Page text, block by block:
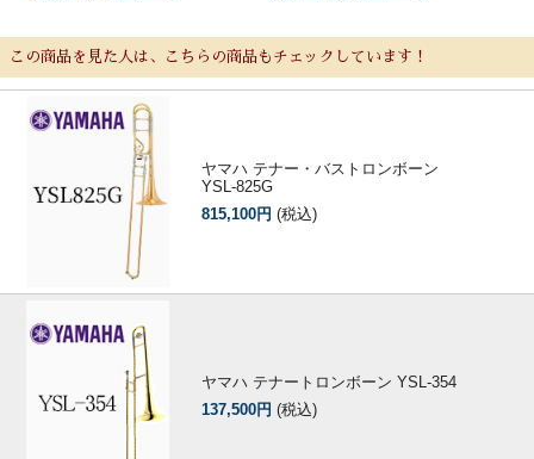
この商品を見た人は、こちらの商品もチェックしています！
ヤマハ テナー・バストロンボーン
YSL-825G
815,100円 (税込)
ヤマハ テナートロンボーン YSL-354
137,500円 (税込)